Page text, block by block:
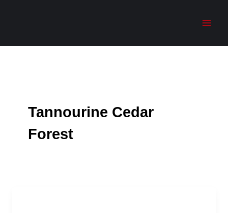
Tannourine Cedar
Forest